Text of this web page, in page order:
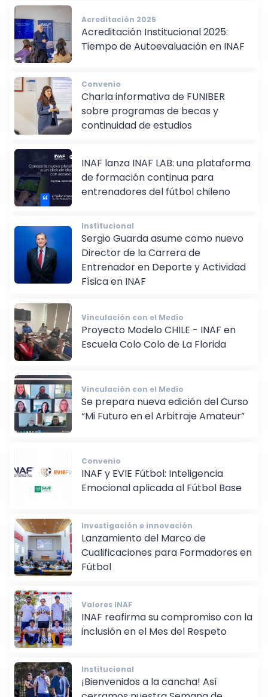
Acreditación 2025
Acreditación Institucional 2025:
Tiempo de Autoevaluación en INAF
Convenio
Charla informativa de FUNIBER
sobre programas de becas y
INAF lanza INAF LAB: una plataforma
de formación continua para
Institucional
Sergio Guarda asume como nuevo
Director de la Carrera de
Entrenador en Deporte y Actividad
Vinculación con el Medio
Proyecto Modelo CHILE - INAF en
Vinculación con el Medio
Se prepara nueva edición del Curso
“Mi Futuro en el Arbitraje Amateur”
Convenio
INAF y EVIE Fútbol: Inteligencia
Emocional aplicada al Fútbol Base
Investigación e innovación
Lanzamiento del Marco de
Cualificaciones para Formadores en
Valores INAF
INAF reafirma su compromiso con la
inclusión en el Mes del Respeto
Institucional
¡Bienvenidos a la cancha! Así